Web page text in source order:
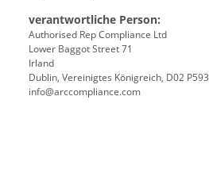
verantwortliche Person:
Authorised Rep Compliance Ltd
Lower Baggot Street 71
Irland
Dublin, Vereinigtes Königreich, D02 P593
info@arccompliance.com